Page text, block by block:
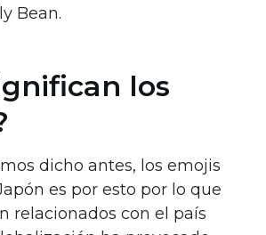
Bean.
los
dicho antes, los emojis
es por esto por lo que
relacionados con el país